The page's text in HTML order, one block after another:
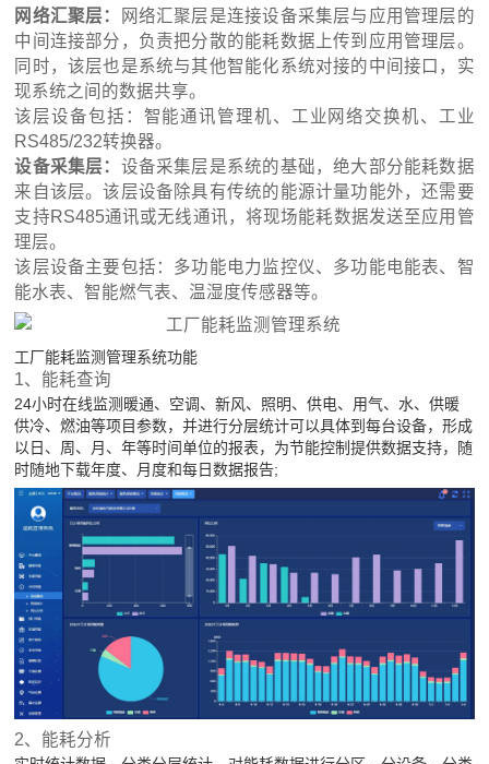
网络汇聚层：
网络汇聚层是连接设备采集层与应用管理层的
中间连接部分，负责把分散的能耗数据上传到应用管理层。
同时，该层也是系统与其他智能化系统对接的中间接口，实
现系统之间的数据共享。
该层设备包括：智能通讯管理机、工业网络交换机、工业
RS485/232转换器。
设备采集层： 设备采集层是系统的基础，绝大部分能耗数据
来自该层。该层设备除具有传统的能源计量功能外，还需要
支持RS485通讯或无线通讯，将现场能耗数据发送至应用管
理层。
该层设备主要包括：多功能电力监控仪、多功能电能表、智
能水表、智能燃气表、温湿度传感器等。
工厂能耗监测管理系统功能
1、能耗查询
24小时在线监测暖通、空调、新风、照明、供电、用气、水、供暖
供冷、燃油等项目参数，并进行分层统计可以具体到每台设备，形成
以日、周、月、年等时间单位的报表，为节能控制提供数据支持，随
时随地下载年度、月度和每日数据报告;
2、能耗分析